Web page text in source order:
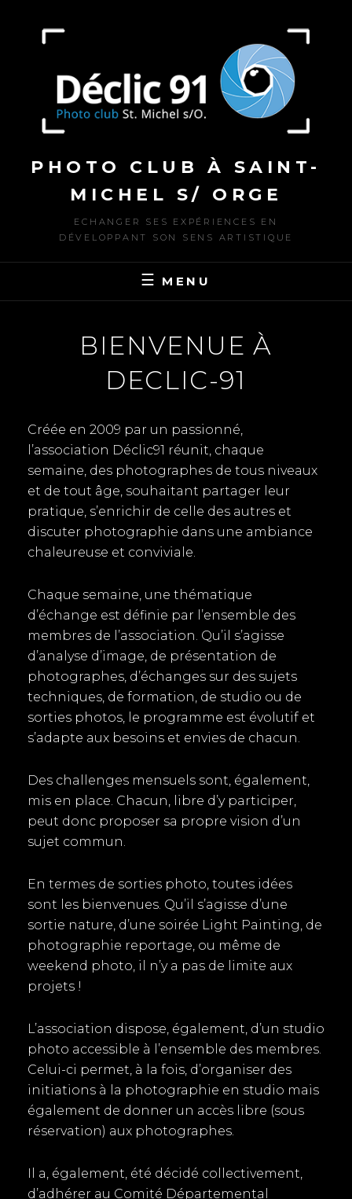
content
PHOTO CLUB À SAINT-
MICHEL S/ ORGE
ECHANGER SES EXPÉRIENCES EN
DÉVELOPPANT SON SENS ARTISTIQUE
MENU
BIENVENUE À
DECLIC-91
Créée en 2009 par un passionné,
l’association Déclic91 réunit, chaque
semaine, des photographes de tous niveaux
et de tout âge, souhaitant partager leur
pratique, s’enrichir de celle des autres et
discuter photographie dans une ambiance
chaleureuse et conviviale.
Chaque semaine, une thématique
d’échange est définie par l’ensemble des
membres de l’association. Qu’il s’agisse
d’analyse d’image, de présentation de
photographes, d’échanges sur des sujets
techniques, de formation, de studio ou de
sorties photos, le programme est évolutif et
s’adapte aux besoins et envies de chacun.
Des challenges mensuels sont, également,
mis en place. Chacun, libre d’y participer,
peut donc proposer sa propre vision d’un
sujet commun.
En termes de sorties photo, toutes idées
sont les bienvenues. Qu’il s’agisse d’une
sortie nature, d’une soirée Light Painting, de
photographie reportage, ou même de
weekend photo, il n’y a pas de limite aux
projets !
L’association dispose, également, d’un studio
photo accessible à l’ensemble des membres.
Celui-ci permet, à la fois, d’organiser des
initiations à la photographie en studio mais
également de donner un accès libre (sous
réservation) aux photographes.
Il a, également, été décidé collectivement,
d’adhérer au Comité Départemental